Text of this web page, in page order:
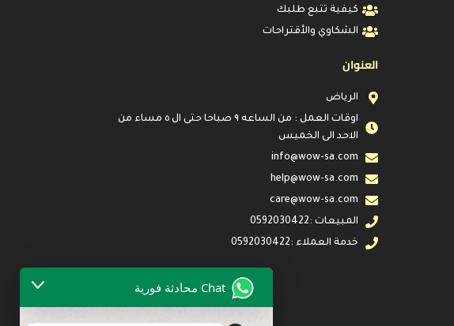
كيفية تتبع طلبك
الشكاوي والأقتراحات
العنوان
الرياض
اوقات العمل : من الساعه ٩ صباحا حتى ال ٥ مساء من
الاحد الى الخميس
info@wow-sa.com
help@wow-sa.com
care@wow-sa.com
المبيعات :0592030422
خدمة العملاء :0592030422
Chat محادثة فورية